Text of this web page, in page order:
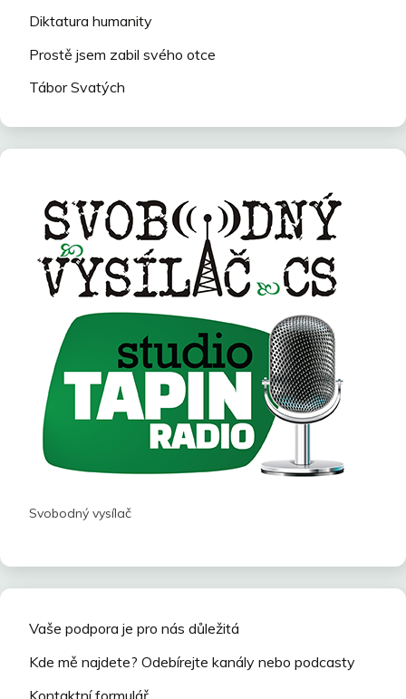
Diktatura humanity
Prostě jsem zabil svého otce
Tábor Svatých
Svobodný vysílač
Vaše podpora je pro nás důležitá
Kde mě najdete? Odebírejte kanály nebo podcasty
Kontaktní formulář